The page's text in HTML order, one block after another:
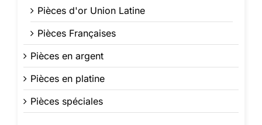
Pièces d'or Union Latine
Pièces Françaises
Pièces en argent
Pièces en platine
Pièces spéciales